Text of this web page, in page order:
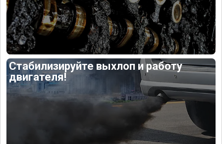
Стабилизируйте выхлоп и работу
двигателя!